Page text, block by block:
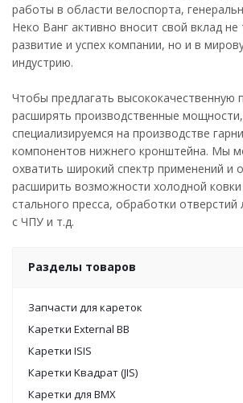
работы в области велоспорта,
Неко Ванг активно вносит свой вклад не
развитие и успех компании, но и в
индустрию.
Чтобы предлагать высококачественную
расширять производственные
специализируемся на производстве
компонентов нижнего кронштейна. Мы
охватить широкий спектр применений и
расширить возможности холодной ковки
стального пресса, обработки
с ЧПУ и т.д.
Разделы товаров
Запчасти для кареток
Каретки External BB
Каретки ISIS
Каретки Kвадрат (JIS)
Каретки для BMX